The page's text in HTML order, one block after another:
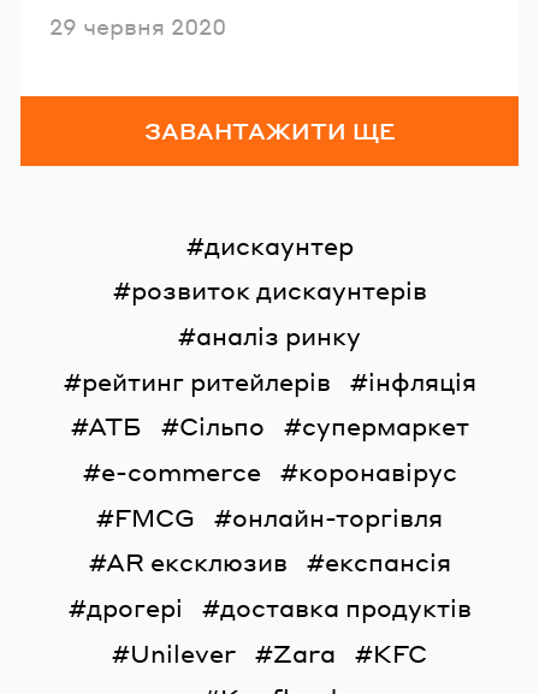
Опубліковано
29 червня 2020
ЗАВАНТАЖИТИ ЩЕ
дискаунтер
розвиток дискаунтерів
аналіз ринку
рейтинг ритейлерів
інфляція
АТБ
Сільпо
супермаркет
e-commerce
коронавірус
FMCG
онлайн-торгівля
AR ексклюзив
експансія
дрогері
доставка продуктів
Unilever
Zara
KFC